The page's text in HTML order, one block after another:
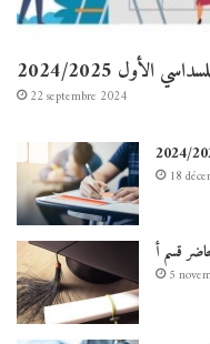
الأول 2024/2025
22 septembre 2024
18
قسم أ
5